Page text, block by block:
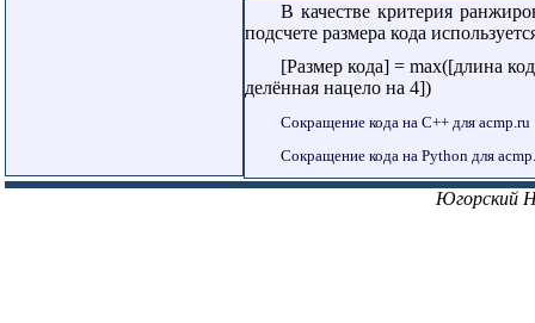
В качестве критерия
подсчете размера кода
[Размер кода] = max([длина
делённая нацело на 4])
Сокращение кода на C++ для acmp.ru
Сокращение кода на Python для
Югорский